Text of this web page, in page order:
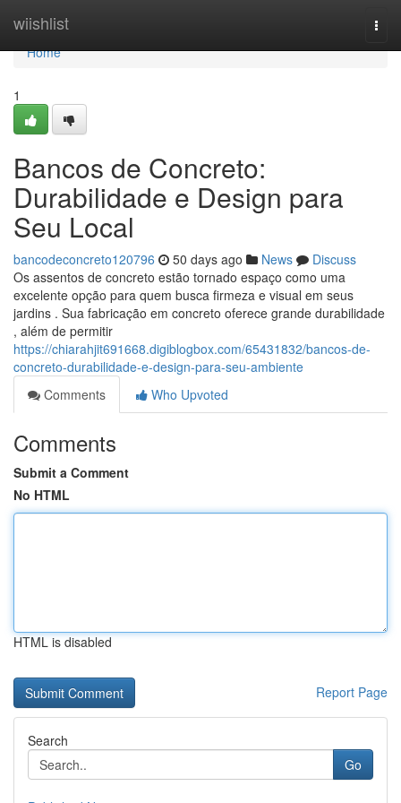
wiishlist
Home
Home
1
Bancos de Concreto:
Durabilidade e Design para
Seu Local
bancodeconcreto120796 50 days ago News
Discuss
Os assentos de concreto estão tornado espaço como uma
excelente opção para quem busca firmeza e visual em seus
jardins . Sua fabricação em concreto oferece grande durabilidade
, além de permitir
https://chiarahjit691668.digiblogbox.com/65431832/bancos-de-
concreto-durabilidade-e-design-para-seu-ambiente
Comments
Who Upvoted
Comments
Submit a Comment
No HTML
HTML is disabled
Report Page
Search
Go